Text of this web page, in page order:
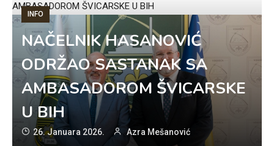
AMBASADOROM ŠVICARSKE U BIH
INFO
NAČELNIK HASANOVIĆ
ODRŽAO SASTANAK SA
AMBASADOROM ŠVICARSKE
U BIH
26. Januara 2026. Azra Mešanović